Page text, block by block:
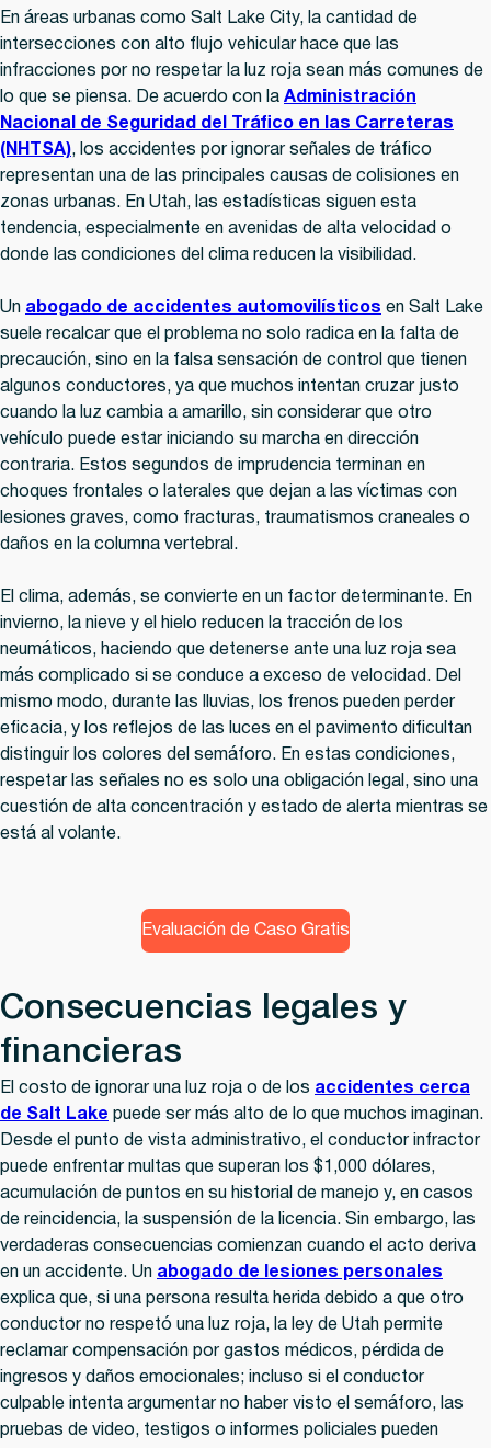
En áreas urbanas como Salt Lake City, la cantidad de
intersecciones con alto flujo vehicular hace que las
infracciones por no respetar la luz roja sean más comunes de
lo que se piensa. De acuerdo con la Administración
Nacional de Seguridad del Tráfico en las Carreteras
(NHTSA), los accidentes por ignorar señales de tráfico
representan una de las principales causas de colisiones en
zonas urbanas. En Utah, las estadísticas siguen esta
tendencia, especialmente en avenidas de alta velocidad o
donde las condiciones del clima reducen la visibilidad.
Un abogado de accidentes automovilísticos en Salt Lake
suele recalcar que el problema no solo radica en la falta de
precaución, sino en la falsa sensación de control que tienen
algunos conductores, ya que muchos intentan cruzar justo
cuando la luz cambia a amarillo, sin considerar que otro
vehículo puede estar iniciando su marcha en dirección
contraria. Estos segundos de imprudencia terminan en
choques frontales o laterales que dejan a las víctimas con
lesiones graves, como fracturas, traumatismos craneales o
daños en la columna vertebral.
El clima, además, se convierte en un factor determinante. En
invierno, la nieve y el hielo reducen la tracción de los
neumáticos, haciendo que detenerse ante una luz roja sea
más complicado si se conduce a exceso de velocidad. Del
mismo modo, durante las lluvias, los frenos pueden perder
eficacia, y los reflejos de las luces en el pavimento dificultan
distinguir los colores del semáforo. En estas condiciones,
respetar las señales no es solo una obligación legal, sino una
cuestión de alta concentración y estado de alerta mientras se
está al volante.
Evaluación de Caso Gratis
Consecuencias legales y
financieras
El costo de ignorar una luz roja o de los accidentes cerca
de Salt Lake puede ser más alto de lo que muchos imaginan.
Desde el punto de vista administrativo, el conductor infractor
puede enfrentar multas que superan los $1,000 dólares,
acumulación de puntos en su historial de manejo y, en casos
de reincidencia, la suspensión de la licencia. Sin embargo, las
verdaderas consecuencias comienzan cuando el acto deriva
en un accidente. Un abogado de lesiones personales
explica que, si una persona resulta herida debido a que otro
conductor no respetó una luz roja, la ley de Utah permite
reclamar compensación por gastos médicos, pérdida de
ingresos y daños emocionales; incluso si el conductor
culpable intenta argumentar no haber visto el semáforo, las
pruebas de video, testigos o informes policiales pueden